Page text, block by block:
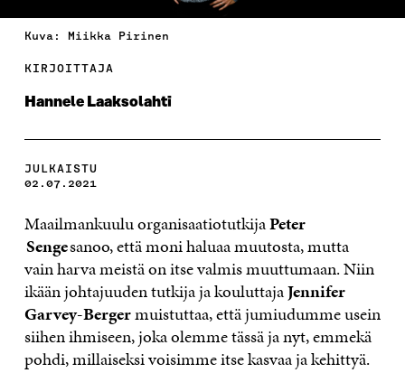
Kuva: Miikka Pirinen
KIRJOITTAJA
Hannele Laaksolahti
JULKAISTU
02.07.2021
Maailmankuulu organisaatiotutkijaPeter
Sengesanoo, että moni haluaa muutosta, mutta
vain harva meistä on itse valmis muuttumaan. Niin
ikään johtajuuden tutkija ja kouluttajaJennifer
Garvey-Bergermuistuttaa, että jumiudumme usein
siihen ihmiseen, joka olemme tässä ja nyt, emmekä
pohdi, millaiseksi voisimme itse kasvaa ja kehittyä.